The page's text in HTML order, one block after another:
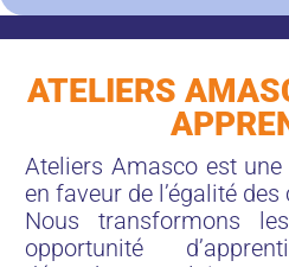
ATELIERS
Ateliers Amasco est
en faveur de l’égalité
Nous transformons
opportunité